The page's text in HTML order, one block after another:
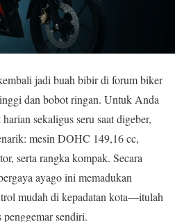
jadi buah bibir di forum biker
dan bobot ringan. Untuk Anda
sekaligus seru saat digeber,
mesin DOHC 149,16 cc,
serta rangka kompak. Secara
ayago ini memadukan
mudah di kepadatan kota—itulah
sendiri.